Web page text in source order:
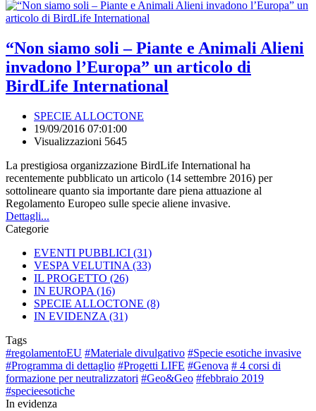
“Non siamo soli – Piante e Animali Alieni
invadono l’Europa” un articolo di
BirdLife International
SPECIE ALLOCTONE
19/09/2016 07:01:00
Visualizzazioni 5645
La prestigiosa organizzazione BirdLife International ha
recentemente pubblicato un articolo (14 settembre 2016) per
sottolineare quanto sia importante dare piena attuazione al
Regolamento Europeo sulle specie aliene invasive.
Dettagli...
Categorie
EVENTI PUBBLICI (31)
VESPA VELUTINA (33)
IL PROGETTO (26)
IN EUROPA (16)
SPECIE ALLOCTONE (8)
IN EVIDENZA (31)
Tags
#regolamentoEU #Materiale divulgativo #Specie esotiche invasive
#Programma di dettaglio #Progetti LIFE #Genova # 4 corsi di
formazione per neutralizzatori #Geo&Geo #febbraio 2019
#specieesotiche
In evidenza